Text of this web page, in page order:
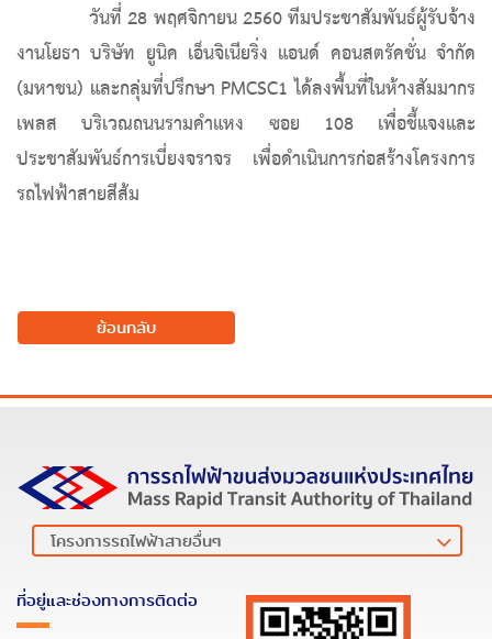
วันที่ 28 พฤศจิกายน 2560 ทีมประชาสัมพันธ์ผู้รับจ้าง
งานโยธา บริษัท ยูนิค เอ็นจิเนียริ่ง แอนด์ คอนสตรัคชั่น จำกัด
(มหาชน) และกลุ่มที่ปรึกษา PMCSC1 ได้ลงพื้นที่ในห้างสัมมากร
เพลส บริเวณถนนรามคำแหง ซอย 108 เพื่อชี้แจงและ
ประชาสัมพันธ์การเบี่ยงจราจร เพื่อดำเนินการก่อสร้างโครงการ
รถไฟฟ้าสายสีส้ม
ย้อนกลับ
ที่อยู่และช่องทางการติดต่อ